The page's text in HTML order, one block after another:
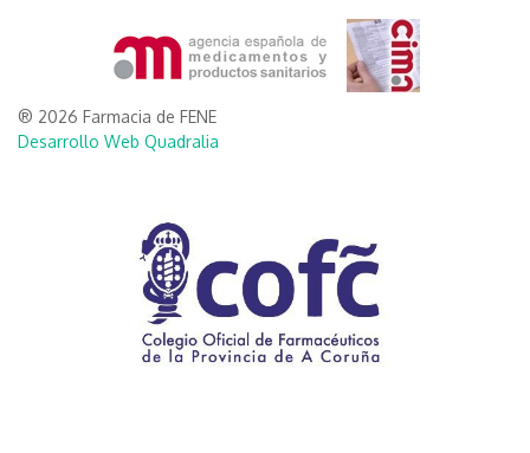
® 2026 Farmacia de FENE
Desarrollo Web Quadralia